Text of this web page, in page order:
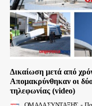
Δικαίωση μετά από
Απομακρύνθηκαν οι
τηλεφωνίας (video)